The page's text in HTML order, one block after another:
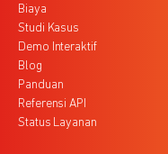
Biaya
Studi Kasus
Demo Interaktif
Blog
Panduan
Referensi API
Status Layanan